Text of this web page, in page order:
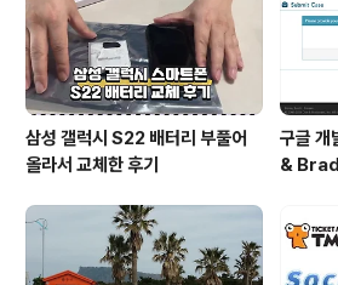
g.net/ 생활에 관련된 모든 제품..
삼성 갤럭시 S22 배터리 부풀어
올라서 교체한 후기
구글 개
&